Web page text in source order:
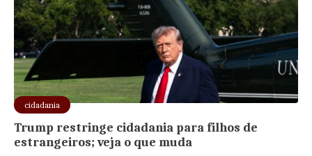
cidadania
Trump restringe cidadania para filhos de
estrangeiros; veja o que muda